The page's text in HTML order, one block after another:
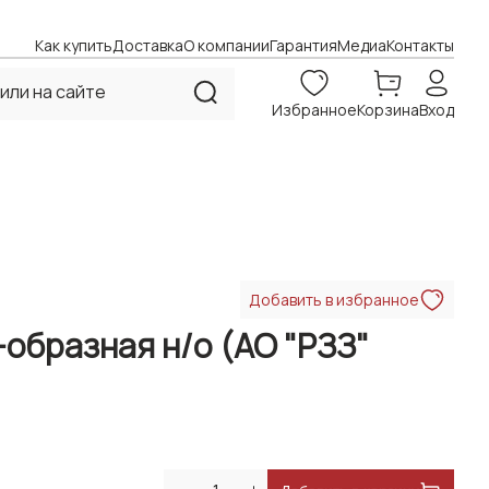
Как купитьДоставкаО компанииГарантияМедиаКонтакты
ИзбранноеКорзинаВход
Добавить в избранное
образная н/о (АО "РЗЗ"